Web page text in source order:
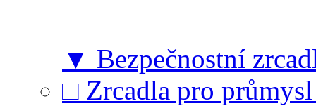
▼ Bezpečnostní
□ Zrcadla pro